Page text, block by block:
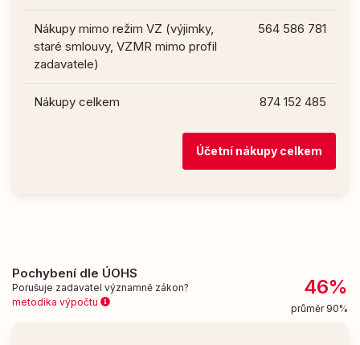
Nákupy mimo režim VZ (výjimky,
staré smlouvy, VZMR mimo profil
zadavatele)
564 586 781
Nákupy celkem 874 152 485
Účetní nákupy celkem
Pochybení dle ÚOHS
Porušuje zadavatel významně zákon?
metodika výpočtu
46%
průměr 90%